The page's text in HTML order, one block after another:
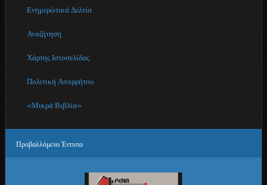
Ενημερώτικά Δελτία
Αναζήτηση
Χάρτης Ιστοσελίδας
Πολιτική Απορρήτου
«Μικρά Βιβλία»
ΠροβαλλόμενοΈντυπο